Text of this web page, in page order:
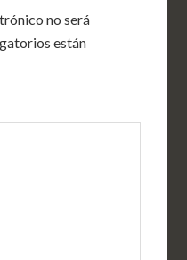
no será
están